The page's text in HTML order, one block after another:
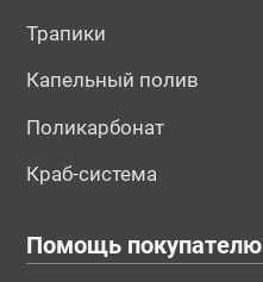
Трапики
Капельный полив
Поликарбонат
Краб-система
Помощь покупателю